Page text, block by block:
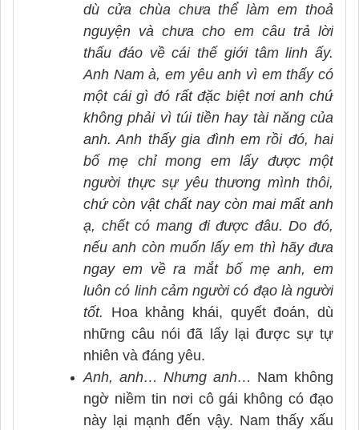
dù cửa chùa chưa thể làm em thoả
nguyện và chưa cho em câu trả lời
thấu đáo về cái thế giới tâm linh ấy.
Anh Nam à, em yêu anh vì em thấy có
một cái gì đó rất đặc biệt nơi anh chứ
không phải vì túi tiền hay tài năng của
anh. Anh thấy gia đình em rồi đó, hai
bố mẹ chỉ mong em lấy được một
người thực sự yêu thương mình thôi,
chứ còn vật chất nay còn mai mất anh
ạ, chết có mang đi được đâu. Do đó,
nếu anh còn muốn lấy em thì hãy đưa
ngay em về ra mắt bố mẹ anh, em
luôn có linh cảm người có đạo là người
tốt. Hoa khảng khái, quyết đoán, dù
những câu nói đã lấy lại được sự tự
nhiên và đáng yêu.
Anh, anh… Nhưng anh… Nam không
ngờ niềm tin nơi cô gái không có đạo
này lại mạnh đến vậy. Nam thấy xấu